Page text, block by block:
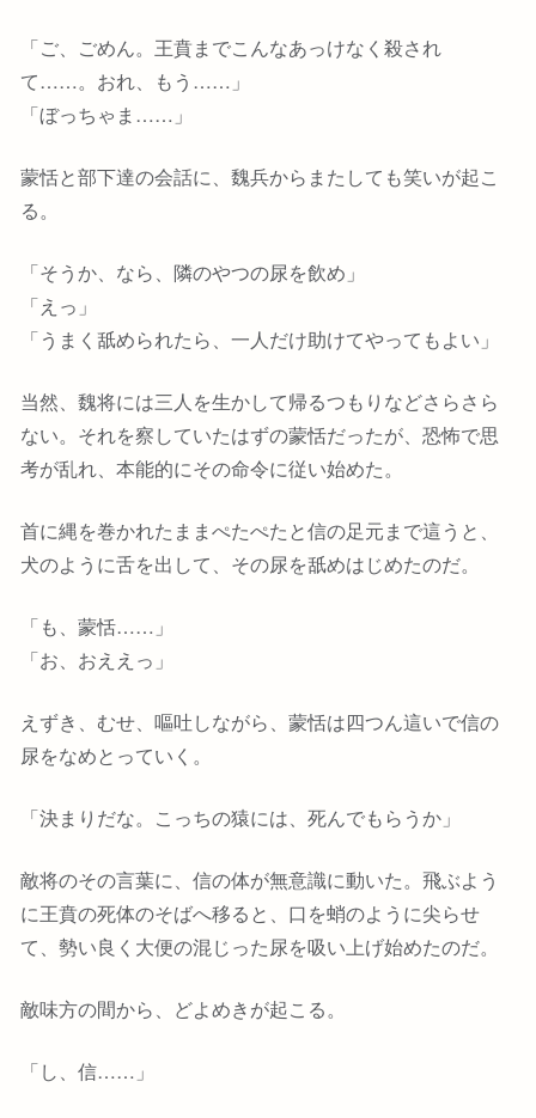
「ご、ごめん。王賁までこんなあっけなく殺され
て……。おれ、もう……」
「ぼっちゃま……」
蒙恬と部下達の会話に、魏兵からまたしても笑いが起こ
る。
「そうか、なら、隣のやつの尿を飲め」
「えっ」
「うまく舐められたら、一人だけ助けてやってもよい」
当然、魏将には三人を生かして帰るつもりなどさらさら
ない。それを察していたはずの蒙恬だったが、恐怖で思
考が乱れ、本能的にその命令に従い始めた。
首に縄を巻かれたままぺたぺたと信の足元まで這うと、
犬のように舌を出して、その尿を舐めはじめたのだ。
「も、蒙恬……」
「お、おええっ」
えずき、むせ、嘔吐しながら、蒙恬は四つん這いで信の
尿をなめとっていく。
「決まりだな。こっちの猿には、死んでもらうか」
敵将のその言葉に、信の体が無意識に動いた。飛ぶよう
に王賁の死体のそばへ移ると、口を蛸のように尖らせ
て、勢い良く大便の混じった尿を吸い上げ始めたのだ。
敵味方の間から、どよめきが起こる。
「し、信……」